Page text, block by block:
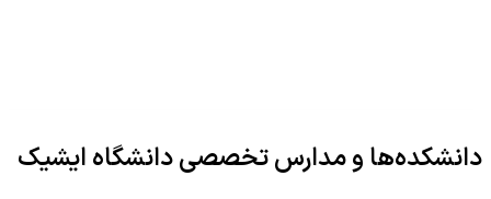
دانشکده‌ها و مدارس تخصصی دانشگاه ایشیک